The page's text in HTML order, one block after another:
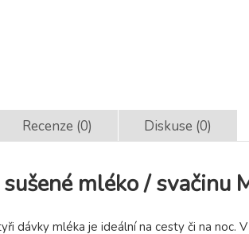
Recenze (0) Diskuse (0)
mléko / svačinu
dávky mléka je ideální na cesty či na